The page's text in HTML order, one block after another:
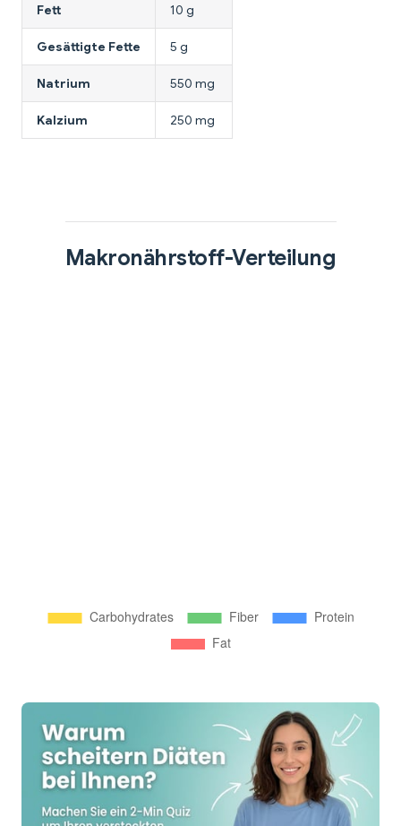
Fett 10 g
Gesättigte Fette 5 g
Natrium 550 mg
Kalzium 250 mg
Makronährstoff-Verteilung